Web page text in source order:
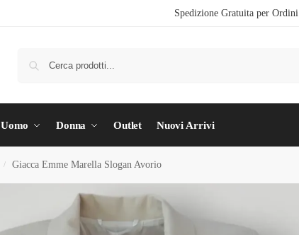
Spedizione Gratuita per Ordini
Uomo Donna Outlet Nuovi Arrivi
/ Giacca Emme Marella Slogan Avorio